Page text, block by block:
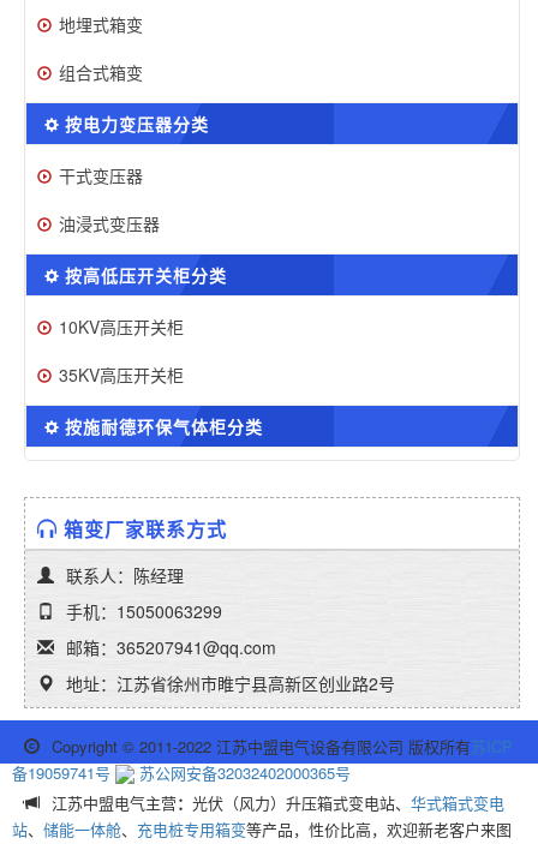
地埋式箱变
组合式箱变
按电力变压器分类
干式变压器
油浸式变压器
按高低压开关柜分类
10KV高压开关柜
35KV高压开关柜
按施耐德环保气体柜分类
箱变厂家联系方式
联系人：陈经理
手机：15050063299
邮箱：365207941@qq.com
地址：江苏省徐州市睢宁县高新区创业路2号
Copyright © 2011-2022 江苏中盟电气设备有限公司 版权所有苏ICP
备19059741号
苏公网安备32032402000365号
江苏中盟电气主营： 光伏（风力）升压箱式变电站、 华式箱式变电
站、 储能一体舱、 充电桩专用箱变等产品，性价比高，欢迎新老客户来图